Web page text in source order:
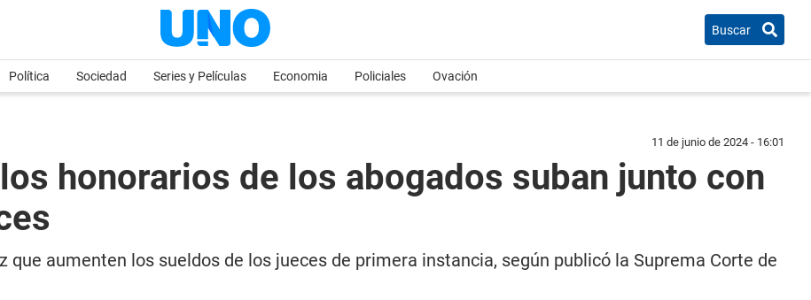
Buscar
Política Sociedad Series y Películas Economia Policiales Ovación
11 de junio de 2024 - 16:01
honorarios de los abogados suban junto con
aumenten los sueldos de los jueces de primera instancia, según publicó la Suprema Corte de